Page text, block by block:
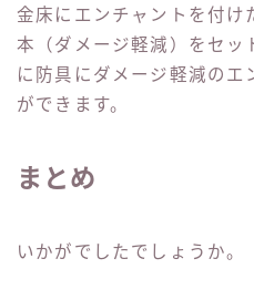
金床にエンチャントを付け
本（ダメージ軽減）をセッ
に防具にダメージ軽減のエ
ができます。
まとめ
いかがでしたでしょうか。